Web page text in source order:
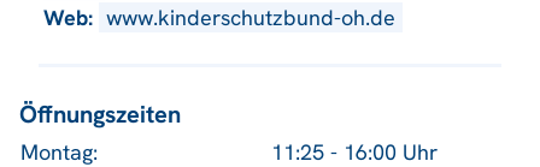
Web: www.kinderschutzbund-oh.de
Öffnungszeiten
Montag:
11:25 - 16:00 Uhr